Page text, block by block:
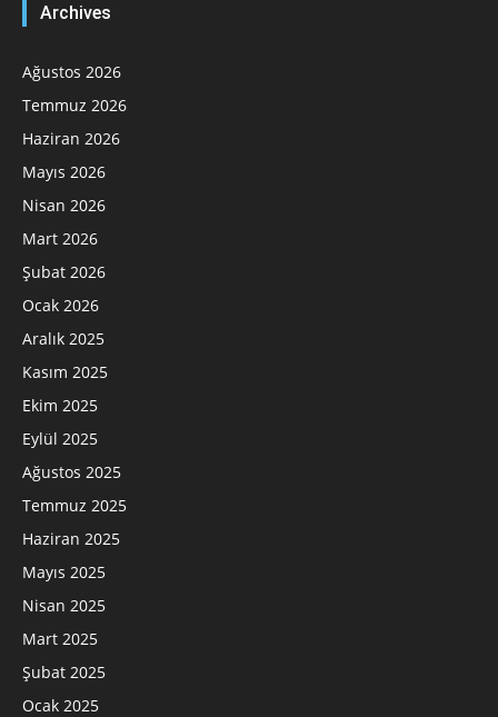
Archives
Ağustos 2026
Temmuz 2026
Haziran 2026
Mayıs 2026
Nisan 2026
Mart 2026
Şubat 2026
Ocak 2026
Aralık 2025
Kasım 2025
Ekim 2025
Eylül 2025
Ağustos 2025
Temmuz 2025
Haziran 2025
Mayıs 2025
Nisan 2025
Mart 2025
Şubat 2025
Ocak 2025